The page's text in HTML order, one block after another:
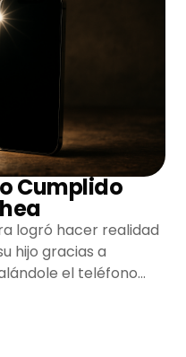
Cumplido
logró hacer realidad
hijo gracias a
el teléfono